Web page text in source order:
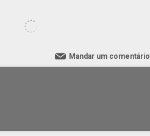
Mandar um comentário